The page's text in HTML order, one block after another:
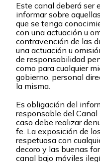
Este canal deberá ser
informar sobre
que se tenga
con una actuación u
contravención de las
una actuación u
de responsabilidad
como para cualquier
gobierno, personal
la misma.
Es obligación del
responsable del Canal
caso debe realizar
fe. La exposición de
respetuosa con
decoro y las buenas
canal bajo móviles